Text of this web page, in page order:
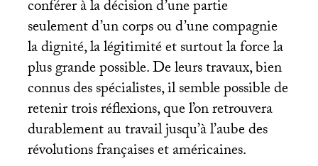
conférer à la décision d’une partie
seulement d’un corps ou d’une compagnie
la dignité, la légitimité et surtout la force la
plus grande possible. De leurs travaux, bien
connus des spécialistes, il semble possible de
retenir trois réflexions, que l’on retrouvera
durablement au travail jusqu’à l’aube des
révolutions françaises et américaines.